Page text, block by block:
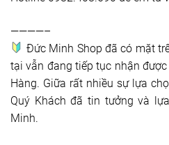
————–
Đức Minh Shop đã có mặt
tại vẫn đang tiếp tục nhận
Hàng. Giữa rất nhiều sự lựa
Quý Khách đã tin tưởng và
Minh.